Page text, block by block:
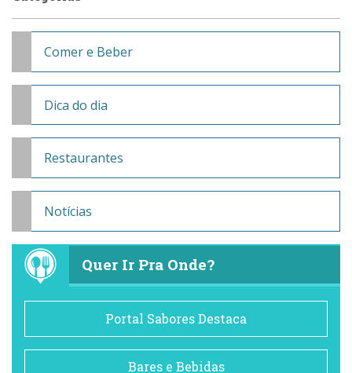
Comer e Beber
Dica do dia
Restaurantes
Notícias
Quer Ir Pra Onde?
Portal Sabores Destaca
Bares e Bebidas